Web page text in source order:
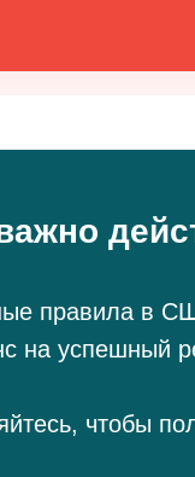
правила в
на успешный
чтобы